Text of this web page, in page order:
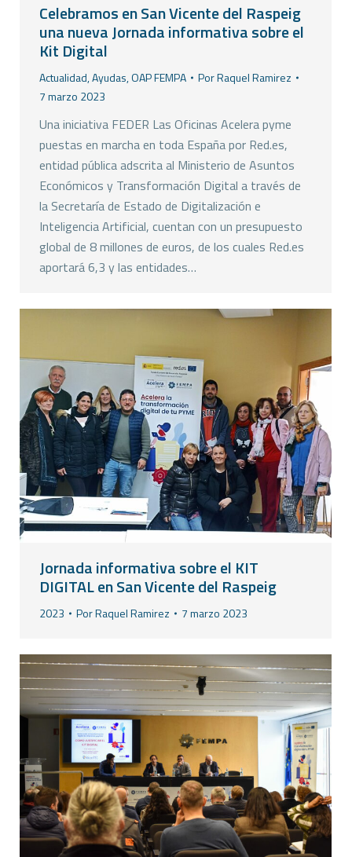
Celebramos en San Vicente del Raspeig
una nueva Jornada informativa sobre el
Kit Digital
Actualidad,Ayudas,OAP FEMPA PorRaquel Ramirez
7 marzo 2023
Una iniciativa FEDER Las Oficinas Acelera pyme
puestas en marcha en toda España por Red.es,
entidad pública adscrita al Ministerio de Asuntos
Económicos y Transformación Digital a través de
la Secretaría de Estado de Digitalización e
Inteligencia Artificial, cuentan con un presupuesto
global de 8 millones de euros, de los cuales Red.es
aportará 6,3 y las entidades…
Jornada informativa sobre el KIT
DIGITAL en San Vicente del Raspeig
2023 PorRaquel Ramirez 7 marzo 2023